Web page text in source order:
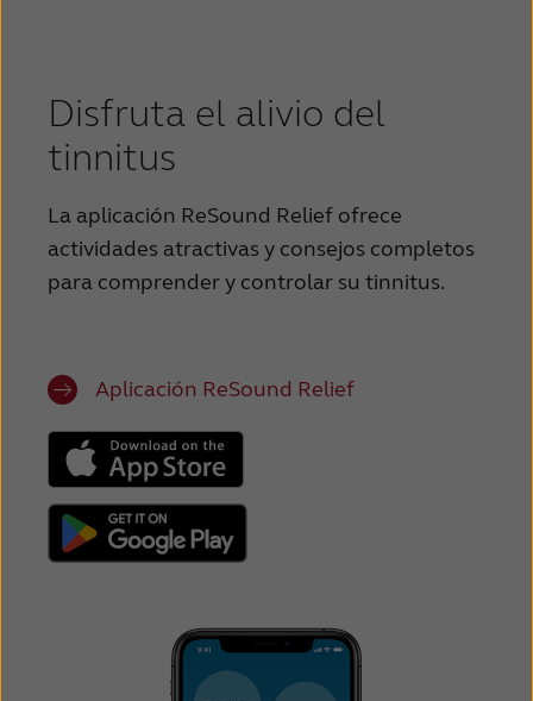
Disfruta el alivio del
tinnitus
La aplicación ReSound Relief ofrece
actividades atractivas y consejos completos
para comprender y controlar su tinnitus.
Aplicación ReSound Relief